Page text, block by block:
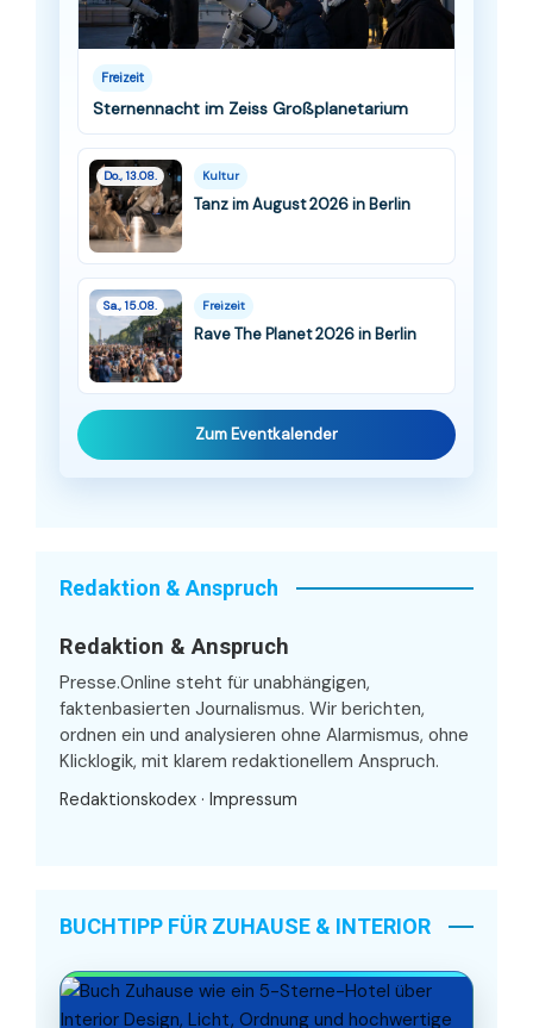
Freizeit
Sternennacht im Zeiss Großplanetarium
Do., 13.08. Kultur
Tanz im August 2026 in Berlin
Sa., 15.08. Freizeit
Rave The Planet 2026 in Berlin
Zum Eventkalender
Redaktion & Anspruch
Redaktion & Anspruch
Presse.Online steht für unabhängigen,
faktenbasierten Journalismus. Wir berichten,
ordnen ein und analysieren ohne Alarmismus, ohne
Klicklogik, mit klarem redaktionellem Anspruch.
Redaktionskodex · Impressum
BUCHTIPP FÜR ZUHAUSE & INTERIOR